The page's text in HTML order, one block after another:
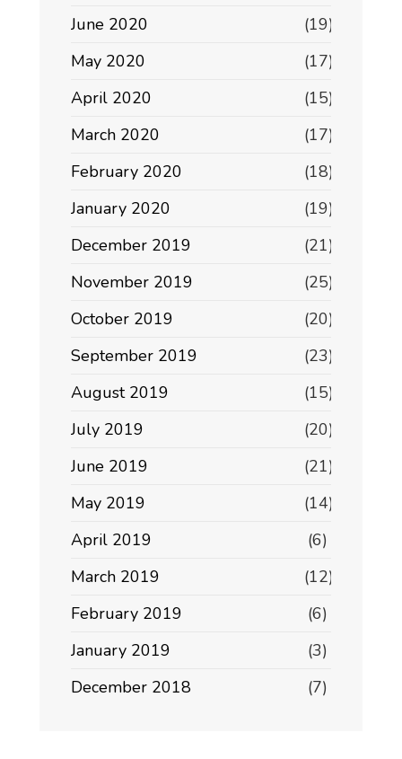
June 2020
(19)
May 2020
(17)
April 2020
(15)
March 2020
(17)
February 2020
(18)
January 2020
(19)
December 2019
(21)
November 2019
(25)
October 2019
(20)
September 2019
(23)
August 2019
(15)
July 2019
(20)
June 2019
(21)
May 2019
(14)
April 2019
(6)
March 2019
(12)
February 2019
(6)
January 2019
(3)
December 2018
(7)